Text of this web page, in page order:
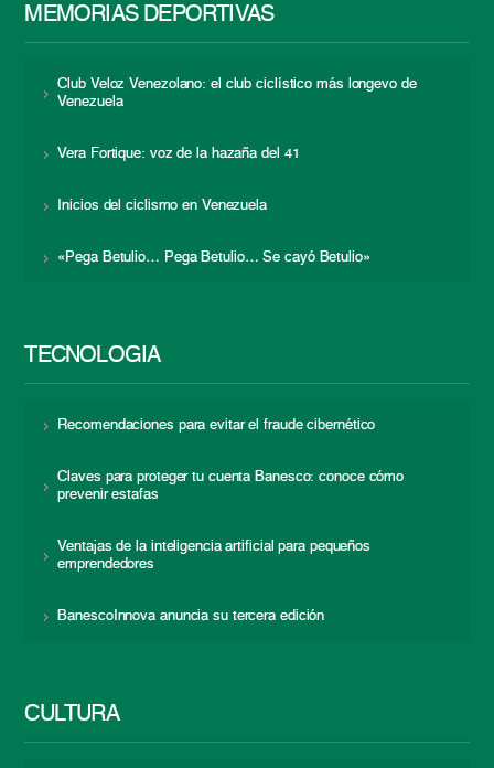
MEMORIAS DEPORTIVAS
Club Veloz Venezolano: el club ciclístico más longevo de
Venezuela
Vera Fortique: voz de la hazaña del 41
Inicios del ciclismo en Venezuela
«Pega Betulio… Pega Betulio… Se cayó Betulio»
TECNOLOGÍA
Recomendaciones para evitar el fraude cibernético
Claves para proteger tu cuenta Banesco: conoce cómo
prevenir estafas
Ventajas de la inteligencia artificial para pequeños
emprendedores
BanescoInnova anuncia su tercera edición
CULTURA